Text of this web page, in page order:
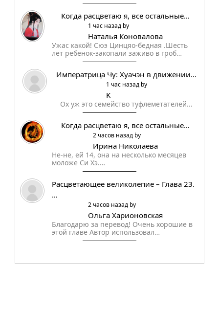
Когда расцветаю я, все остальные…
1 час назад by
Наталья Коновалова
Ужас какой! Сюэ Цинцяо-бедная .Шесть
лет ребенок-закопали заживо в гроб…
Императрица Чу: Хуачэн в движении…
1 час назад by
K
Ох уж это семейство туфлеметателей...
Когда расцветаю я, все остальные…
2 часов назад by
Ирина Николаева
Не-не, ей 14, она на несколько месяцев
моложе Си Хэ.…
Расцветающее великолепие – Глава 23.
…
2 часов назад by
Ольга Харионовская
Благодарю за перевод! Очень хорошие в
этой главе Автор использовал…